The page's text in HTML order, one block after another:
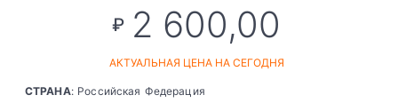
₽ 2 600,00
АКТУАЛЬНАЯ ЦЕНА НА СЕГОДНЯ
СТРАНА: Российская Федерация